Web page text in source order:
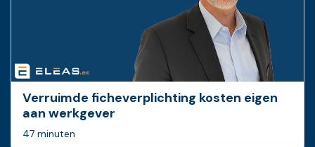
Verruimde ficheverplichting kosten eigen
aan werkgever
47 minuten